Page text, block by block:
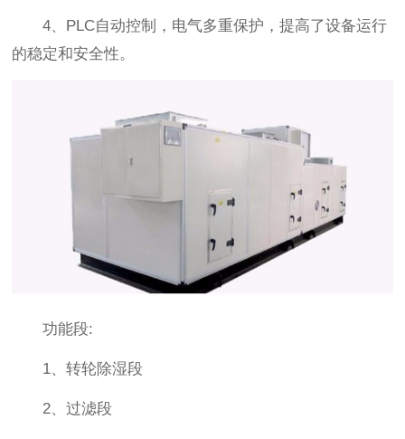
4、PLC自动控制，电气多重保护，提高了设备运行
的稳定和安全性。
功能段:
1、转轮除湿段
2、过滤段